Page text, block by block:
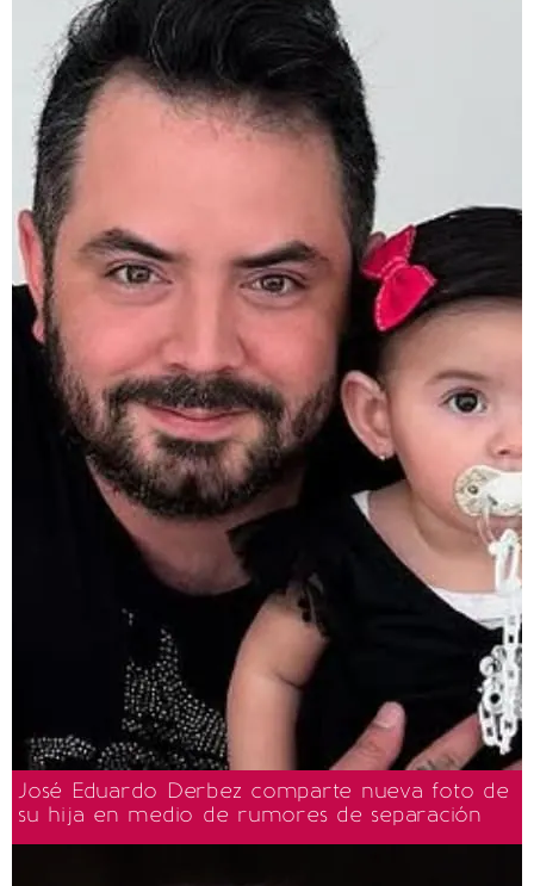
José Eduardo Derbez comparte nueva foto de
su hija en medio de rumores de separación